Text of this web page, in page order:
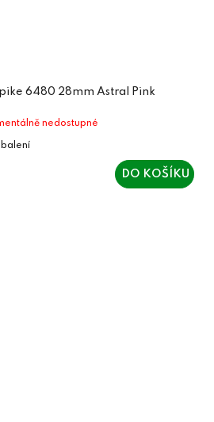
6480 28mm Astral Pink
nedostupné
DO KOŠÍKU